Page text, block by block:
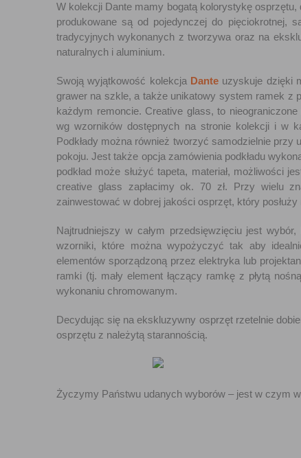
W kolekcji Dante mamy bogatą kolorystykę
produkowane są od pojedynczej do pięciokrotnej,
tradycyjnych wykonanych z tworzywa oraz na
naturalnych i aluminium.
Swoją wyjątkowość kolekcja Dante uzyskuje dzięki
grawer na szkle, a także unikatowy system ramek z
każdym remoncie. Creative glass, to
wg wzorników dostępnych na stronie kolekcji i w
Podkłady można również tworzyć samodzielnie przy
pokoju. Jest także opcja zamówienia podkładu
podkład może służyć tapeta, materiał, możliwości
creative glass zapłacimy ok. 70 zł. Przy wielu
zainwestować w dobrej jakości osprzęt, który
Najtrudniejszy w całym przedsięwzięciu jest
wzorniki, które można wypożyczyć tak aby
elementów sporządzoną przez elektryka lub
ramki (tj. mały element łączący ramkę z płytą
wykonaniu chromowanym.
Decydując się na ekskluzywny osprzęt rzetelnie
osprzętu z należytą starannością.
Życzymy Państwu udanych wyborów – jest w czym